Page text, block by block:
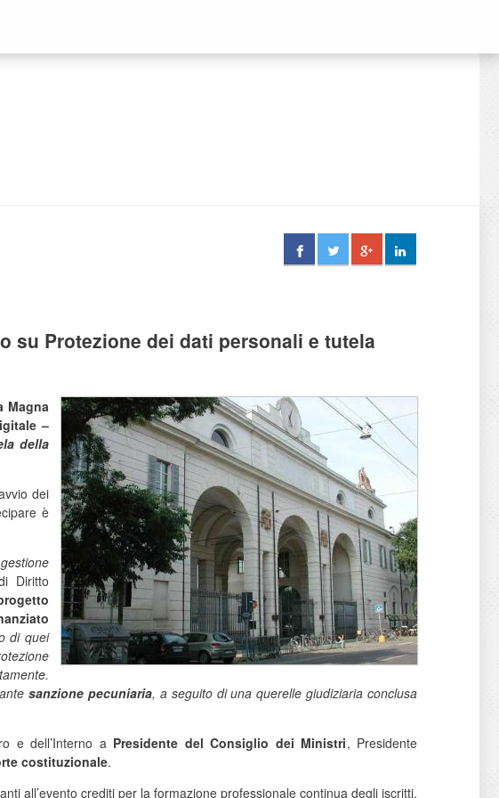
su Protezione dei dati personali e tutela
Magna
–
della
dei
è
Diritto
di quei
sanzione pecuniaria, a seguito di una querelle giudiziaria conclusa
e dell’Interno a Presidente del Consiglio dei Ministri, Presidente
costituzionale.
all’evento crediti per la formazione professionale continua degli iscritti.